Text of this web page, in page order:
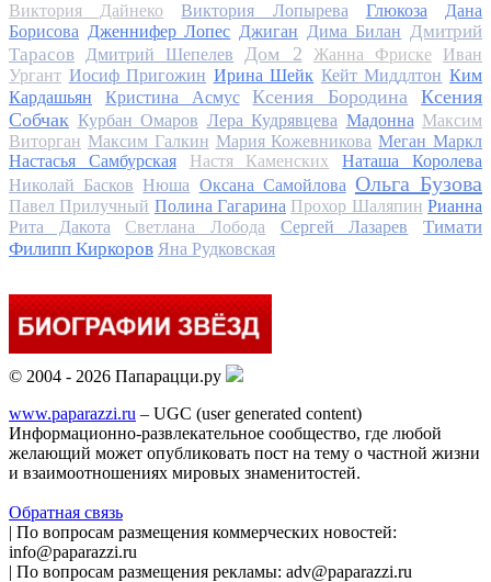
Виктория Дайнеко Виктория Лопырева Глюкоза
Дана
Борисова Дженнифер Лопес Джиган Дима Билан Дмитрий
Тарасов
Дмитрий Шепелев Дом 2 Жанна Фриске
Иван
Ургант Иосиф Пригожин Ирина Шейк Кейт Миддлтон Ким
Кардашьян
Кристина Асмус Ксения Бородина
Ксения
Собчак Курбан Омаров Лера Кудрявцева Мадонна Максим
Виторган Максим Галкин Мария Кожевникова Меган Маркл
Настасья Самбурская
Настя Каменских
Наташа Королева
Николай Басков Нюша Оксана Самойлова Ольга Бузова
Павел Прилучный Полина Гагарина Прохор Шаляпин Рианна
Рита Дакота
Светлана Лобода Сергей Лазарев
Тимати
Филипп Киркоров Яна Рудковская
© 2004 - 2026 Папарацци.ру
www.paparazzi.ru – UGC (user generated content)
Информационно-развлекательное сообщество, где любой
желающий может опубликовать пост на тему о частной жизни
и взаимоотношениях мировых знаменитостей.
Обратная связь
| По вопросам размещения коммерческих новостей:
info@paparazzi.ru
| По вопросам размещения рекламы: adv@paparazzi.ru